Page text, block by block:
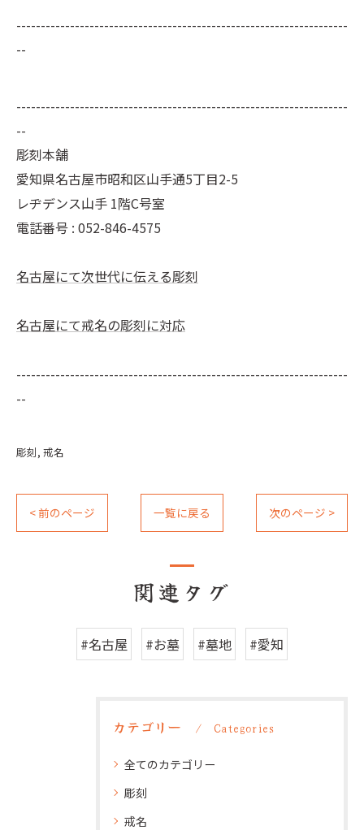
--------------------------------------------------------------------
--
--------------------------------------------------------------------
--
彫刻本舗
愛知県名古屋市昭和区山手通5丁目2-5
レヂデンス山手 1階C号室
電話番号 : 052-846-4575
名古屋にて次世代に伝える彫刻
名古屋にて戒名の彫刻に対応
--------------------------------------------------------------------
--
彫刻 戒名
< 前のページ 一覧に戻る 次のページ >
関連タグ
#名古屋 #お墓 #墓地 #愛知
カテゴリー Categories
全てのカテゴリー
彫刻
戒名